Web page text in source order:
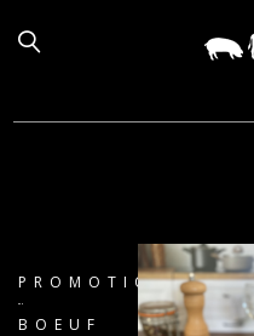
PROMOTIONS
BOEUF